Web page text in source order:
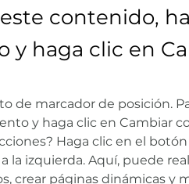
contenido,
y haga clic en
de marcador de posición.
y haga clic en Cambiar
Haga clic en el
la izquierda. Aquí, puede
crear páginas dinámicas y